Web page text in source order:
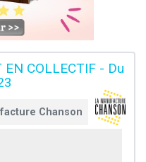
EN COLLECTIF - Du
Chanson